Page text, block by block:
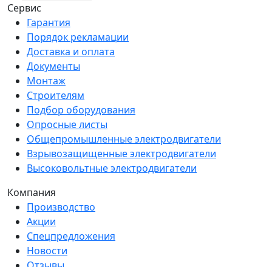
Сервис
Гарантия
Порядок рекламации
Доставка и оплата
Документы
Монтаж
Строителям
Подбор оборудования
Опросные листы
Общепромышленные электродвигатели
Взрывозащищенные электродвигатели
Высоковольтные электродвигатели
Компания
Производство
Акции
Спецпредложения
Новости